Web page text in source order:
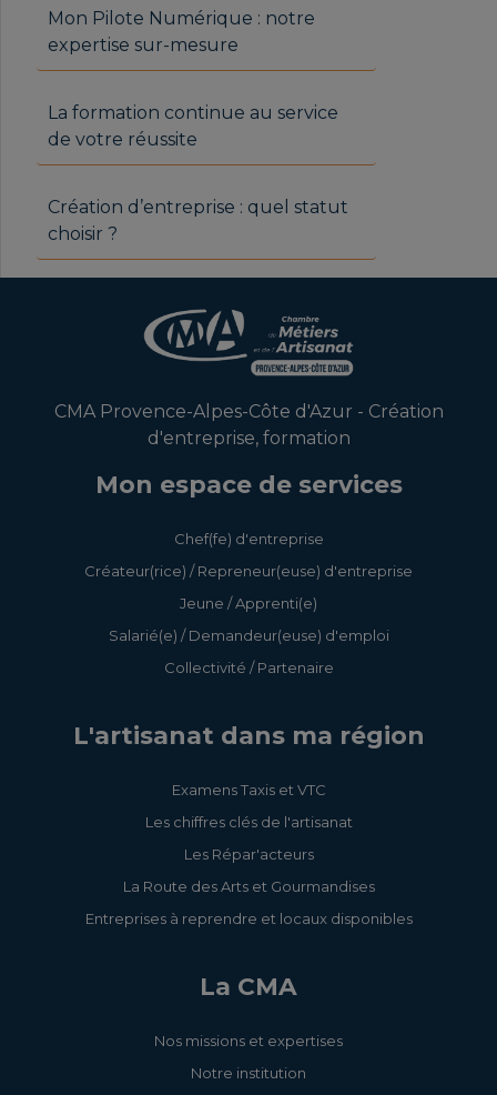
Mon Pilote Numérique : notre
expertise sur-mesure
La formation continue au service
de votre réussite
Création d’entreprise : quel statut
choisir ?
CMA Provence-Alpes-Côte d'Azur - Création
d'entreprise, formation
Mon espace de services
Chef(fe) d'entreprise
Créateur(rice) / Repreneur(euse) d'entreprise
Jeune / Apprenti(e)
Salarié(e) / Demandeur(euse) d'emploi
Collectivité / Partenaire
L'artisanat dans ma région
Examens Taxis et VTC
Les chiffres clés de l'artisanat
Les Répar'acteurs
La Route des Arts et Gourmandises
Entreprises à reprendre et locaux disponibles
La CMA
Nos missions et expertises
Notre institution